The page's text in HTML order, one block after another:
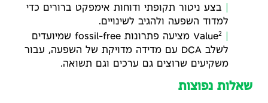
בצע ניטור תקופתי ודוחות אימפקט ברורים כדי
למדוד השפעה ולהגיב לשינויים.
Value2
מציעה פתרונות fossil-free שמיועדים
לשלב DCA עם מדידה מדויקת של השפעה, עבור
משקיעים שרוצים גם ערכים וגם תשואה.
שאלות נפוצות